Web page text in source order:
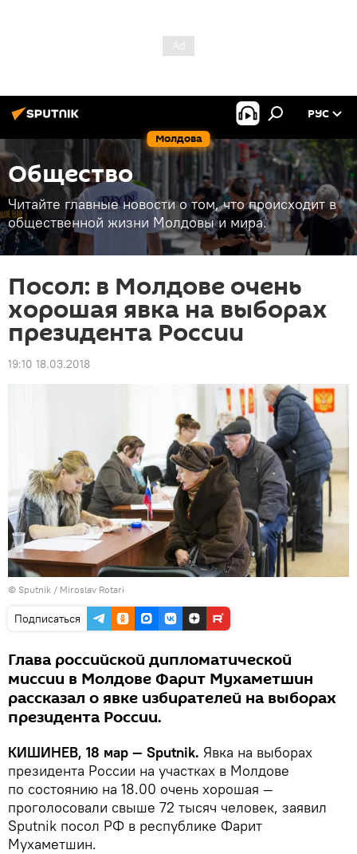
Молдова
РУС
Общество
Читайте главные новости о том, что происходит в
общественной жизни Молдовы и мира.
Посол: в Молдове очень
хорошая явка на выборах
президента России
19:10 18.03.2018
© Sputnik / Miroslav Rotari
Подписаться
Глава российской дипломатической
миссии в Молдове Фарит Мухаметшин
рассказал о явке избирателей на выборах
президента России.
КИШИНЕВ, 18 мар — Sputnik. Явка на выборах
президента России на участках в Молдове
по состоянию на 18.00 очень хорошая —
проголосовали свыше 72 тысяч человек, заявил
Sputnik посол РФ в республике Фарит
Мухаметшин.